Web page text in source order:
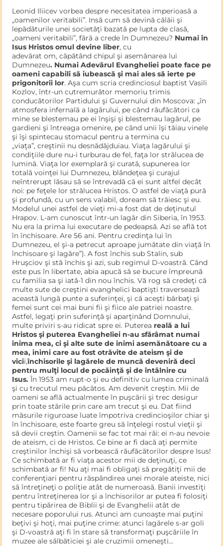
Leonid Iliicev vorbea despre necesitatea imperioasă a
„oame­nilor veritabili”. Insă cum să devină călăii şi
lepădăturile unei soci­etăţi bazată pe lupta de clasă,
„oameni veritabili”, fără a crede în Dumnezeu? Numai în
Isus Hristos omul devine liber, cu
adevărat om, căpătând chipul şi asemănarea lui
Dumnezeu. Numai Ade­vărul Evangheliei poate face pe
oameni capabili să iubească şi mai ales să ierte pe
prigonitorii lor. Aşa cum scria credinciosul baptist Vasili
Kozlov, într-un cutremurător memoriu trimis
conducătorilor Partidului şi Guvernului din Moscova: „în
atmosfera infernală a lagărului, pe când răufăcători ca
mine se blestemau pe ei înşişi şi blestemau lagărul, pe
gardieni şi întreaga omenire, pe când unii îşi tăiau vinele
şi îşi spintecau stomacul pentru a termina cu
„viaţa”, creştinii nu desnădăjduiau. Viaţa lagărului şi
condiţiile dure nu-i turburau de fel, faţa lor strălucea de
lumină. Viaţa lor exemplară şi curată, supunerea lor
totală voinţei lui Dumnezeu, blândeţea şi curajul
neîntrerupt lăsau să se întrevadă că ei sunt altfel decât
noi: pe feţele lor strălucea Hristos. O astfel de viaţă pură
şi profundă, cu un sens valabil, doream să trăiesc şi eu.
Modelul unei astfel de vieţi mi-a fost dat de deţinutul
Hrapov. L-am cunoscut într-un lagăr din Siberia, în 1953.
Nu era la prima lui executare de pedeap­să. Azi se află tot
în închisoare. Are 56 ani. Pentru credinţa lui în
Dumnezeu, el şi-a petrecut aproape jumătate din viaţă în
închi­soare şi lagăre”). A fost închis sub Stalin, sub
Hruşciov şi stă închis şi azi, sub regimul D-voastră. Când
este pus în libertate, abia apucă să se bucure împreună
cu familia sa şi iată-1 din nou închis. Vă rog să credeţi că
multe sute de creştini evanghelici baptişti tra­versează
această lungă punte a suferinţei, şi că aceşti bărbaţi şi
femei sunt cei mai buni fii şi fiice ale patriei noastre.
Astfel, legaţi prin suferinţă şi aparţinând Domnului,
multe priviri s-au ridicat spre ei. Puterea reală a lui
Hristos şi puterea Evangheliei n-au sfărâ­mat numai
inima mea, ci şi alte sute de inimi asemănătoare cu a
mea, inimi care au fost otrăvite de ateism şi de
vicii,închisorile şi lagărele de muncă deveniră deci
pentru mulţi locul de pocăinţă şi de întâlnire cu
Isus. În 1953 am rupt-o şi eu definitiv cu lumea criminală
şi cu trecutul meu păcătos. Am devenit creştin. Mii de
oameni se află actualmente în puşcării şi trec desigur
prin toate stările prin care am trecut şi eu. Dat fiind
măsurile riguroase luate împotriva credincioşilor chiar şi
în închisoare, este foarte greu să înţelegi rostul vieţii şi
să devii creştin. Oamenii se fac tot mai răi: ei n-au nevoie
de ateism, ci de Hristos. Ce bine ar fi dacă aţi per­mite
creştinilor închişi să vorbească răufăcătorilor despre Isus!
Ce schimbată ar fi viaţa acestor mii de deţinuţi, ce
schimbată ar fi! Nu aţi mai fi obligaţi să pregătiţi mii de
conferenţiari pentru răspândirea unei morale ateiste, nici
să întreţineţi o poliţie atât de numeroasă. Banii investiţi
pentru întreţinerea lor şi a închisorilor ar putea fi folosiţi
pentru tipărirea de Biblii şi de Evanghelii atât de
necesare poporului rus. Atunci am cunoaşte mai puţini
beţivi şi hoţi, mai puţine crime: atunci lagărele s-ar goli
şi D-voastră aţi fi în stare să transformaţi puşcăriile în
muzee ale sălbăticiei şi ale cruzimii omeneşti…